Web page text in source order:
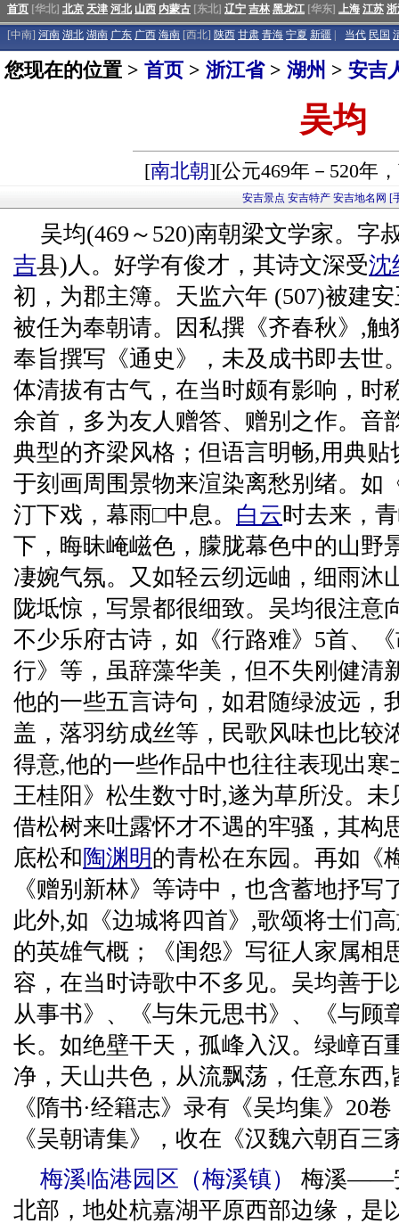
首页 [华北] 北京 天津 河北 山西 内蒙古 [东北] 辽宁 吉林 黑龙江 [华东] 上海 江苏
[中南] 河南 湖北 湖南 广东 广西 海南 [西北] 陕西 甘肃 青海 宁夏 新疆 当代 民国
您现在的位置 > 首页 > 浙江省> 湖州 > 安吉
吴均
[南北朝][公元469年－520年
安吉景点 安吉特产 安吉地名网 [
吴均(469～520)南朝梁文学家。字
吉县)人。好学有俊才，其诗文深受沈
初，为郡主簿。天监六年 (507)被建
被任为奉朝请。因私撰《齐春秋》,触
奉旨撰写《通史》，未及成书即去世
体清拔有古气，在当时颇有影响，时
余首，多为友人赠答、赠别之作。音
典型的齐梁风格；但语言明畅,用典
于刻画周围景物来渲染离愁别绪。如
汀下戏，幕雨□中息。 白云时去来，
下，晦昧崦嵫色，朦胧幕色中的山野
凄婉气氛。又如轻云纫远岫，细雨沐
陇坻惊，写景都很细致。吴均很注意
不少乐府古诗，如《行路难》5首、
行》等，虽辞藻华美，但不失刚健清
他的一些五言诗句，如君随绿波远，
盖，落羽纺成丝等，民歌风味也比较
得意,他的一些作品中也往往表现出
王桂阳》松生数寸时,遂为草所没。
借松树来吐露怀才不遇的牢骚，其构
底松和陶渊明的青松在东园。再如《
《赠别新林》等诗中，也含蓄地抒
此外,如《边城将四首》,歌颂将士们
的英雄气概；《闺怨》写征人家属相
容，在当时诗歌中不多见。吴均善于
从事书》、《与朱元思书》、《与顾
长。如绝壁干天，孤峰入汉。绿嶂百
净，天山共色，从流飘荡，任意东西
《隋书·经籍志》录有《吴均集》20
《吴朝请集》，收在《汉魏六朝百三
梅溪临港园区（梅溪镇）
梅溪——
北部，地处杭嘉湖平原西部边缘，是